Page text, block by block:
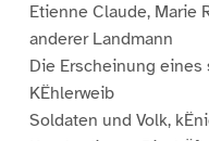
Etienne Claude, Marie
anderer Landmann
Die Erscheinung eines
KËhlerweib
Soldaten und Volk,